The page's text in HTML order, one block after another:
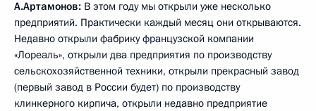
А.Артамонов: В этом году мы открыли уже несколько
предприятий. Практически каждый месяц они открываются.
Недавно открыли фабрику французской компании
«Лореаль», открыли два предприятия по производству
сельскохозяйственной техники, открыли прекрасный завод
(первый завод в России будет) по производству
клинкерного кирпича, открыли недавно предприятие